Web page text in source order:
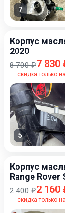
7
Корпус
2020
8 700 ₽7 830
скидка только
5
Корпус
Range Rover
2 400 ₽2 160
скидка только